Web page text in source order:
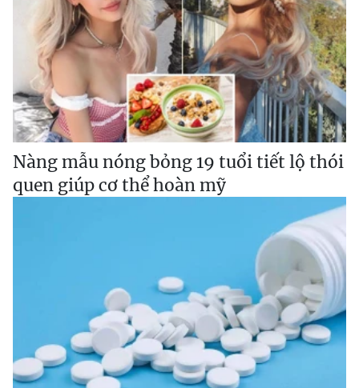
Nàng mẫu nóng bỏng 19 tuổi tiết lộ thói
quen giúp cơ thể hoàn mỹ